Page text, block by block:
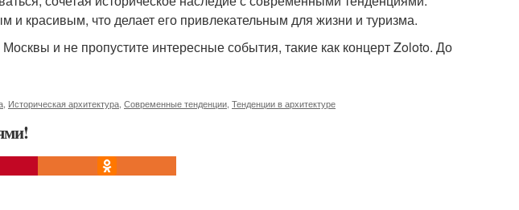
и красивым, что делает его привлекательным для жизни и туризма.
и не пропустите интересные события, такие как концерт Zoloto. До
Историческая архитектура Современные тенденции Тенденции в архитектуре